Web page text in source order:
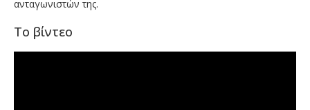
ανταγωνιστών της.
Το βίντεο